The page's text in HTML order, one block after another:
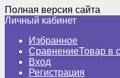
Полная версия сайта
Личный кабинет
Избранное
СравнениеТовар в
Вход
Регистрация